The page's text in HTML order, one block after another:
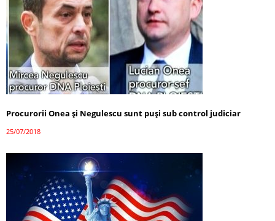
Procurorii Onea și Negulescu sunt puși sub control judiciar
25/07/2018